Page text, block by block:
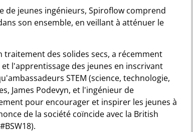
jeunes ingénieurs, Spiroflow comprend
son ensemble, en veillant à atténuer le
des solides secs, a récemment
l'apprentissage des jeunes en inscrivant
STEM (science, technologie,
James Podevyn, et l'ingénieur de
pour encourager et inspirer les jeunes à
de la société coïncide avec la British